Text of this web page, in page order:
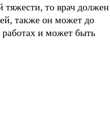
тяжести, то врач должен
также он может до
работах и может быть